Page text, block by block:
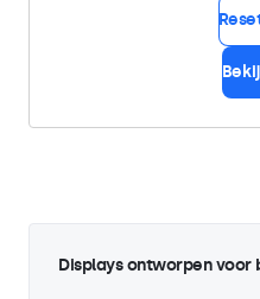
Displays ontworpen voor